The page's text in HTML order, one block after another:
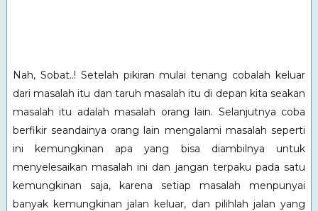
Nah, Sobat..! Setelah pikiran mulai tenang cobalah keluar
dari masalah itu dan taruh masalah itu di depan kita seakan
masalah itu adalah masalah orang lain. Selanjutnya coba
berfikir seandainya orang lain mengalami masalah seperti
ini kemungkinan apa yang bisa diambilnya untuk
menyelesaikan masalah ini dan jangan terpaku pada satu
kemungkinan saja, karena setiap masalah menpunyai
banyak kemungkinan jalan keluar, dan pilihlah jalan yang